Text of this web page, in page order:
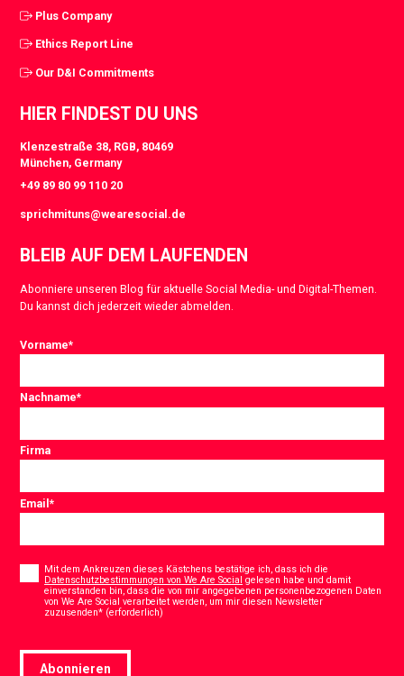
Plus Company
Ethics Report Line
Our D&I Commitments
HIER FINDEST DU UNS
Klenzestraße 38, RGB, 80469
München, Germany
+49 89 80 99 110 20
sprichmituns@wearesocial.de
BLEIB AUF DEM LAUFENDEN
Abonniere unseren Blog für aktuelle Social Media- und Digital-Themen.
Du kannst dich jederzeit wieder abmelden.
Vorname*
Nachname*
Firma
Email*
Mit dem Ankreuzen dieses Kästchens bestätige ich, dass ich die
Datenschutzbestimmungen von We Are Social gelesen habe und damit
einverstanden bin, dass die von mir angegebenen personenbezogenen Daten
von We Are Social verarbeitet werden, um mir diesen Newsletter
zuzusenden* (erforderlich)
Abonnieren